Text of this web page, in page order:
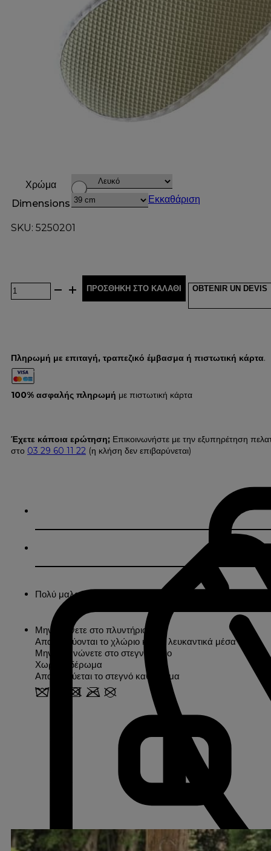
Χρώμα
Dimensions
Εκκαθάριση
SKU: 5250201
ΠΡΟΣΘΉΚΗ ΣΤΟ ΚΑΛΆΘΙ OBTENIR UN DEVIS
Πληρωμή με επιταγή, τραπεζικό έμβασμα ή πιστωτική κάρτα.
100% ασφαλής πληρωμή με πιστωτική κάρτα
Έχετε κάποια ερώτηση; Επικοινωνήστε με την εξυπηρέτηση
στο 03 29 60 11 22 (η κλήση δεν επιβαρύνεται)
Πολύ μαλακά και κατασκευασμένα από απορροφητικό
Μην πλένετε στο πλυντήριο
Απαγορεύονται το χλώριο και τα λευκαντικά μέσα
Μην στεγνώνετε στο στεγνωτήριο
Χωρίς σιδέρωμα
Απαγορεύεται το στεγνό καθάρισμα
z o d m U